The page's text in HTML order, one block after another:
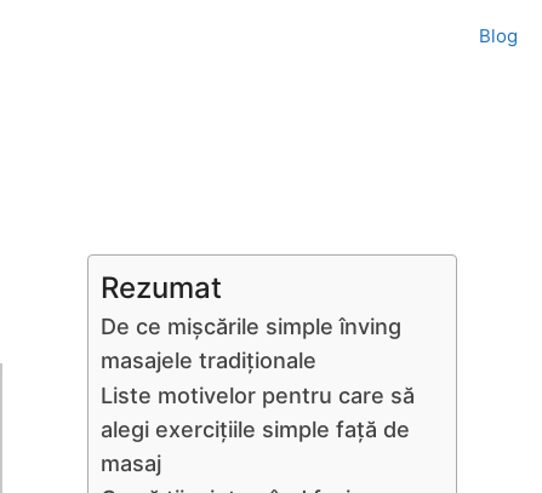
Blog
Rezumat
De ce mișcările simple înving
masajele tradiționale
Liste motivelor pentru care să
alegi exercițiile simple față de
masaj